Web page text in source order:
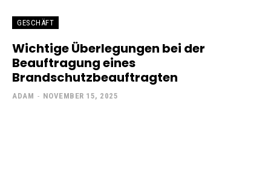
GESCHÄFT
Wichtige Überlegungen bei der
Beauftragung eines
Brandschutzbeauftragten
ADAM - NOVEMBER 15, 2025